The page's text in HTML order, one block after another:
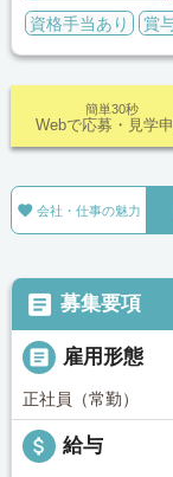
資格手当あり
賞
簡単30秒
Webで応募・見学
 会社・仕事の魅力
 募集要項
 雇用形態
正社員（常勤）
attach_money 給与